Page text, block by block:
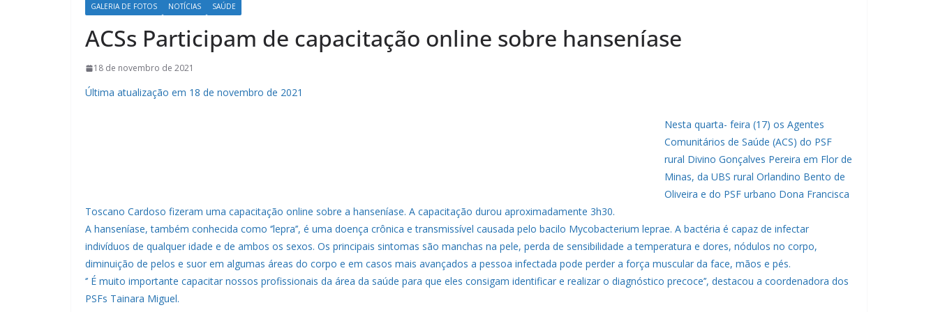
GALERIA DE FOTOS NOTÍCIAS SAÚDE
ACSs Participam de capacitação online sobre hanseníase
18 de novembro de 2021
Última atualização em 18 de novembro de 2021
Nesta quarta- feira (17) os Agentes
Comunitários de Saúde (ACS) do PSF
rural Divino Gonçalves Pereira em Flor de
Minas, da UBS rural Orlandino Bento de
Oliveira e do PSF urbano Dona Francisca
Toscano Cardoso fizeram uma capacitação online sobre a hanseníase. A capacitação durou aproximadamente 3h30.
A hanseníase, também conhecida como ‘’lepra’’, é uma doença crônica e transmissível causada pelo bacilo Mycobacterium leprae. A bactéria é capaz de infectar
indivíduos de qualquer idade e de ambos os sexos. Os principais sintomas são manchas na pele, perda de sensibilidade a temperatura e dores, nódulos no corpo,
diminuição de pelos e suor em algumas áreas do corpo e em casos mais avançados a pessoa infectada pode perder a força muscular da face, mãos e pés.
‘’ É muito importante capacitar nossos profissionais da área da saúde para que eles consigam identificar e realizar o diagnóstico precoce’’, destacou a coordenadora dos
PSFs Tainara Miguel.